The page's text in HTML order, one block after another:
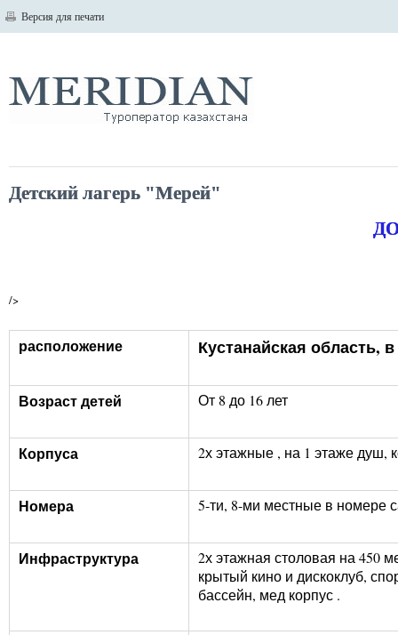
Версия для печати
Детский лагерь "Мерей"
/>
расположение Кустанайская область,
Возраст детей От 8 до 16 лет
Корпуса 2х этажные , на 1 этаже душ,
Номера 5-ти, 8-ми местные в номере
Инфраструктура
2х этажная столовая на 450
крытый кино и дискоклуб,
бассейн, мед корпус .